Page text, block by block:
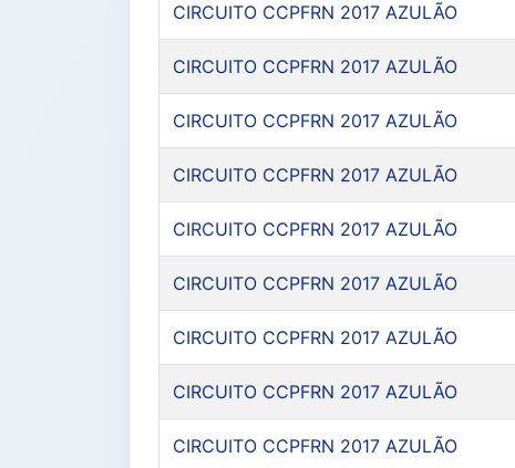
CIRCUITO CCPFRN 2017 AZULÃO
CIRCUITO CCPFRN 2017 AZULÃO
CIRCUITO CCPFRN 2017 AZULÃO
CIRCUITO CCPFRN 2017 AZULÃO
CIRCUITO CCPFRN 2017 AZULÃO
CIRCUITO CCPFRN 2017 AZULÃO
CIRCUITO CCPFRN 2017 AZULÃO
CIRCUITO CCPFRN 2017 AZULÃO
CIRCUITO CCPFRN 2017 AZULÃO